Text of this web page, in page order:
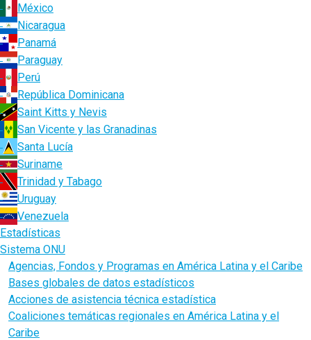
México
Nicaragua
Panamá
Paraguay
Perú
República Dominicana
Saint Kitts y Nevis
San Vicente y las Granadinas
Santa Lucía
Suriname
Trinidad y Tabago
Uruguay
Venezuela
Estadísticas
Sistema ONU
Agencias, Fondos y Programas en América Latina y el Caribe
Bases globales de datos estadísticos
Acciones de asistencia técnica estadística
Coaliciones temáticas regionales en América Latina y el
Caribe